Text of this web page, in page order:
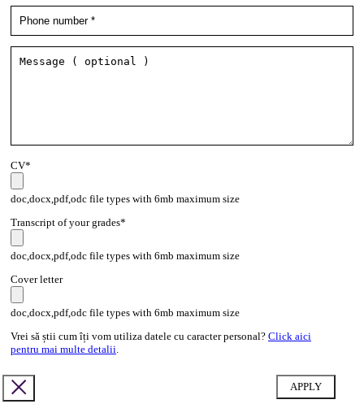
CV*
doc,docx,pdf,odc file types with 6mb maximum size
Transcript of your grades*
doc,docx,pdf,odc file types with 6mb maximum size
Cover letter
doc,docx,pdf,odc file types with 6mb maximum size
Vrei să știi cum îți vom utiliza datele cu caracter personal? Click aici
pentru mai multe detalii.